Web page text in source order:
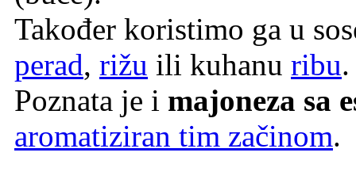
Također koristimo ga u
perad, rižu ili kuhanu ribu.
Poznata je i majoneza sa
aromatiziran tim začinom.